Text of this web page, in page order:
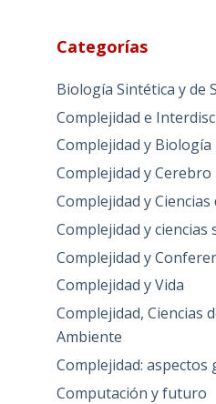
Categorías
Biología Sintética y de
Complejidad e
Complejidad y
Complejidad y Cerebro
Complejidad y Ciencias
Complejidad y ciencias
Complejidad y
Complejidad y Vida
Complejidad, Ciencias
Ambiente
Complejidad: aspectos
Computación y futuro